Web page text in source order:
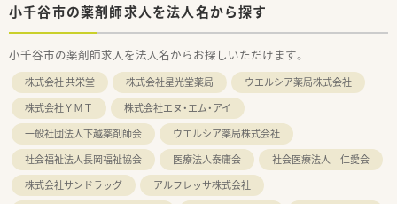
小千谷市の薬剤師求人を法人名から探す
小千谷市の薬剤師求人を法人名からお探しいただけます。
株式会社 共栄堂 株式会社星光堂薬局
ウエルシア薬局株式会社
株式会社ＹＭＴ
株式会社エヌ・エム・アイ
一般社団法人下越薬剤師会
ウエルシア薬局株式会社
社会福祉法人長岡福祉協会
医療法人泰庸会
社会医療法人 仁愛会
株式会社サンドラッグ
アルフレッサ株式会社